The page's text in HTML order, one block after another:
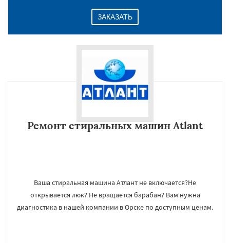
ЗАКАЗАТЬ
Ремонт стиральных машин Atlant
Ваша стиральная машина Атлант не включается?Не
открывается люк? Не вращается барабан? Вам нужна
диагностика в нашей компании в Орске по доступным ценам.